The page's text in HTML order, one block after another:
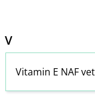
V
Vitamin E NAF